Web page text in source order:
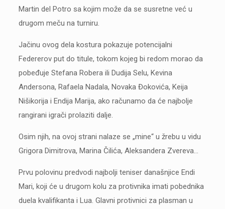
Martin del Potro sa kojim može da se susretne već u
drugom meču na turniru.
Jačinu ovog dela kostura pokazuje potencijalni
Federerov put do titule, tokom kojeg bi redom morao da
pobeđuje Stefana Robera ili Dudija Selu, Kevina
Andersona, Rafaela Nadala, Novaka Đokovića, Keija
Nišikorija i Endija Marija, ako računamo da će najbolje
rangirani igrači prolaziti dalje.
Osim njih, na ovoj strani nalaze se „mine“ u žrebu u vidu
Grigora Dimitrova, Marina Čilića, Aleksandera Zvereva…
Prvu polovinu predvodi najbolji teniser današnjice Endi
Mari, koji će u drugom kolu za protivnika imati pobednika
duela kvalifikanta i Lua. Glavni protivnici za plasman u